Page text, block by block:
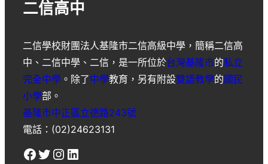
二信高中
二信學校財團法人基隆市二信高級中學 ，簡稱二信高
中 、 二信中學 、 二信 ，是一所位於台灣基隆市的私立
完全中學 。除了中學教育，另有附設雙語教學的國民
小學部。
基隆市中正區立德路243號
電話：(02)24623131
Facebook Twitter Instagram LinkedIn